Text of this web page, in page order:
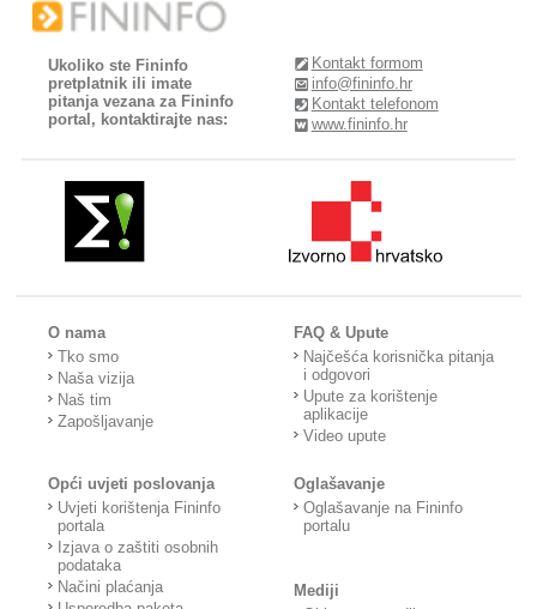
Ukoliko ste Fininfo
pretplatnik ili imate
pitanja vezana za Fininfo
portal, kontaktirajte nas:
Kontakt formom
info@fininfo.hr
Kontakt telefonom
www.fininfo.hr
O nama
Tko smo
Naša vizija
Naš tim
Zapošljavanje
FAQ & Upute
Najčešća korisnička pitanja
i odgovori
Upute za korištenje
aplikacije
Video upute
Opći uvjeti poslovanja
Uvjeti korištenja Fininfo
portala
Izjava o zaštiti osobnih
podataka
Načini plaćanja
Oglašavanje
Oglašavanje na Fininfo
portalu
Mediji